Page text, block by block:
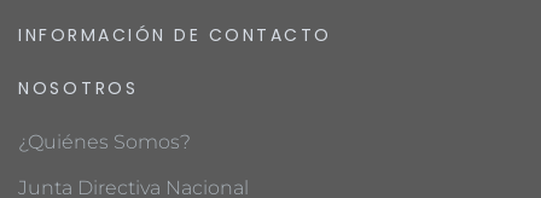
INFORMACIÓN DE CONTACTO
NOSOTROS
¿Quiénes Somos?
Junta Directiva Nacional